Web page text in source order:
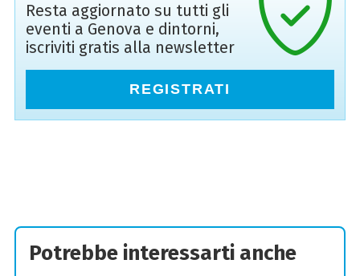
Resta aggiornato su tutti gli
eventi a Genova e dintorni,
iscriviti gratis alla newsletter
REGISTRATI
Potrebbe interessarti anche